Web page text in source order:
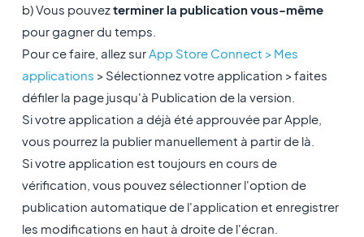
b) Vous pouvezterminer la publication vous-même
pour gagner du temps.
Pour ce faire, allez sur App Store Connect > Mes
applications > Sélectionnez votre application > faites
défiler la page jusqu'à Publication de la version.
Si votre application a déjà été approuvée par Apple,
vous pourrez la publier manuellement à partir de là.
Si votre application est toujours en cours de
vérification, vous pouvez sélectionner l'option de
publication automatique de l'application et enregistrer
les modifications en haut à droite de l'écran.